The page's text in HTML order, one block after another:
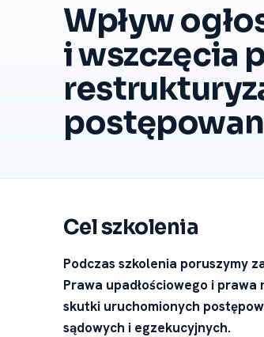
Wpływ
i wszczęcia
Cel szkolenia
Podczas szkolenia poruszymy
Prawa upadłościowego i
skutki uruchomionych
sądowych i egzekucyjnych.